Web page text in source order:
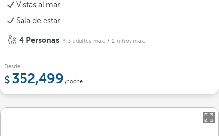
Vistas al mar
Sala de estar
4 Personas 3 adultos máx. / 2 niños máx.
Desde
352,499 /noche